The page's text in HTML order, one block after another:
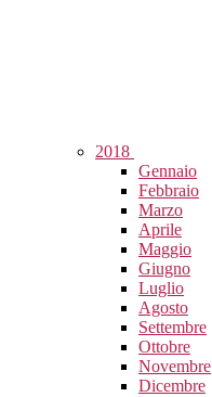
2018
Gennaio
Febbraio
Marzo
Aprile
Maggio
Giugno
Luglio
Agosto
Settembre
Ottobre
Novembre
Dicembre